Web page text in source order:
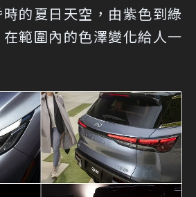
的夏日天空，由紫色到綠
範圍內的色澤變化給人一